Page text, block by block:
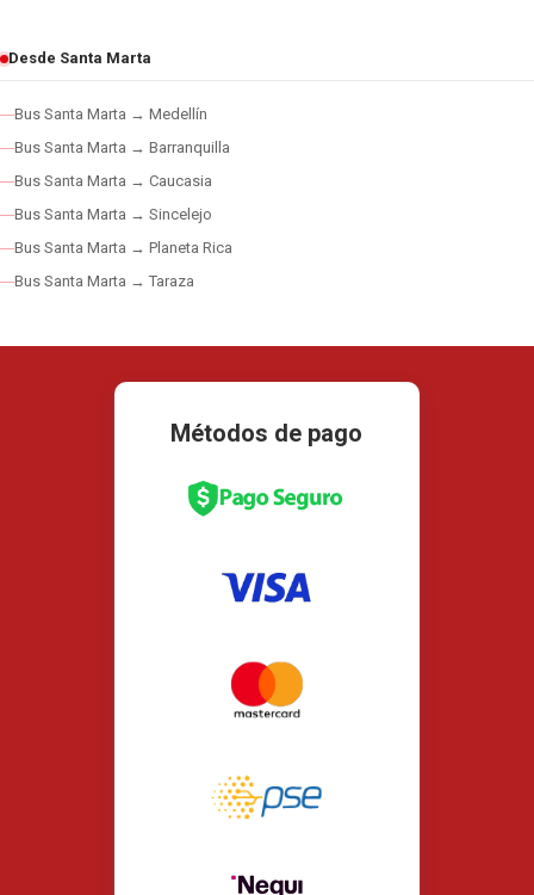
Desde Santa Marta
Bus Santa Marta → Medellín
Bus Santa Marta → Barranquilla
Bus Santa Marta → Caucasia
Bus Santa Marta → Sincelejo
Bus Santa Marta → Planeta Rica
Bus Santa Marta → Taraza
Métodos de pago